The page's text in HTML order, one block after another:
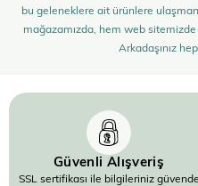
bu geleneklere ait ürünlere
mağazamızda, hem web
Arkadaşınız
Güvenli Alışveriş
SSL sertifikası ile bilgileriniz güvende